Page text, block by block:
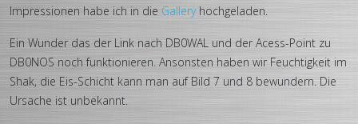
Impressionen habe ich in die Galleryhochgeladen.
Ein Wunder das der Link nach DB0WAL und der Acess-Point zu
DB0NOS noch funktionieren. Ansonsten haben wir Feuchtigkeit im
Shak, die Eis-Schicht kann man auf Bild 7 und 8 bewundern. Die
Ursache ist unbekannt.